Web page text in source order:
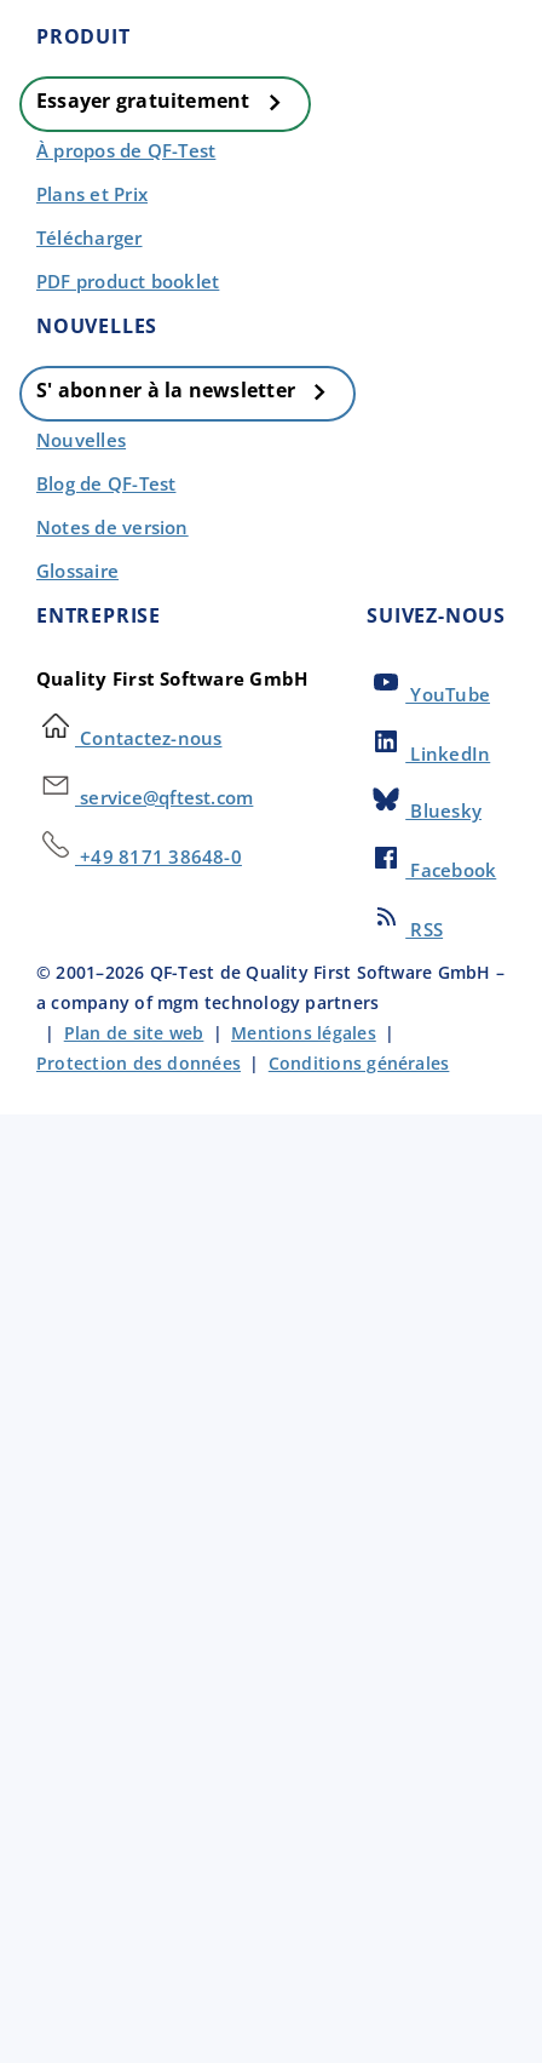
PRODUIT
Essayer gratuitement
À propos de QF-Test
Plans et Prix
Télécharger
PDF product booklet
NOUVELLES
S' abonner à la newsletter
Nouvelles
Blog de QF-Test
Notes de version
Glossaire
ENTREPRISE
Quality First Software GmbH
Contactez-nous
service@qftest.com
+49 8171 38648-0
SUIVEZ-NOUS
YouTube
LinkedIn
Bluesky
Facebook
RSS
© 2001–2026 QF-Test de Quality First Software GmbH –
a company of mgm technology partners
| Plan de site web | Mentions légales|
Protection des données | Conditions générales